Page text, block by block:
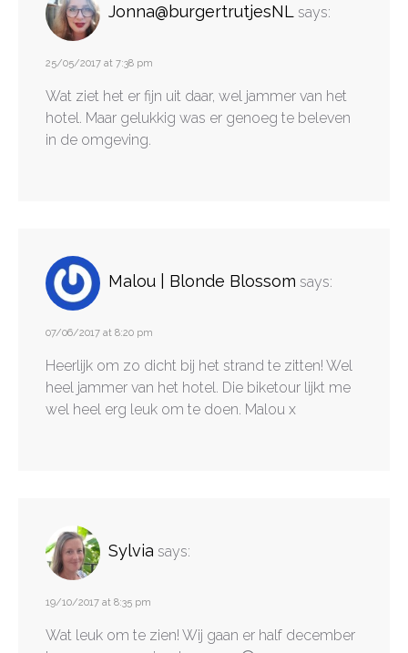
Jonna@burgertrutjesNL says:
25/05/2017 at 7:38 pm
Wat ziet het er fijn uit daar, wel jammer van het
hotel. Maar gelukkig was er genoeg te beleven
in de omgeving.
Malou | Blonde Blossom says:
07/06/2017 at 8:20 pm
Heerlijk om zo dicht bij het strand te zitten! Wel
heel jammer van het hotel. Die biketour lijkt me
wel heel erg leuk om te doen. Malou x
Sylvia says:
19/10/2017 at 8:35 pm
Wat leuk om te zien! Wij gaan er half december